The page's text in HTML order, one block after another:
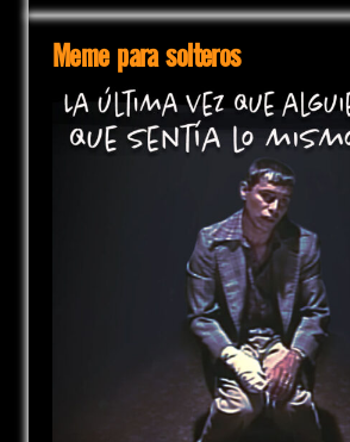
Meme para solteros